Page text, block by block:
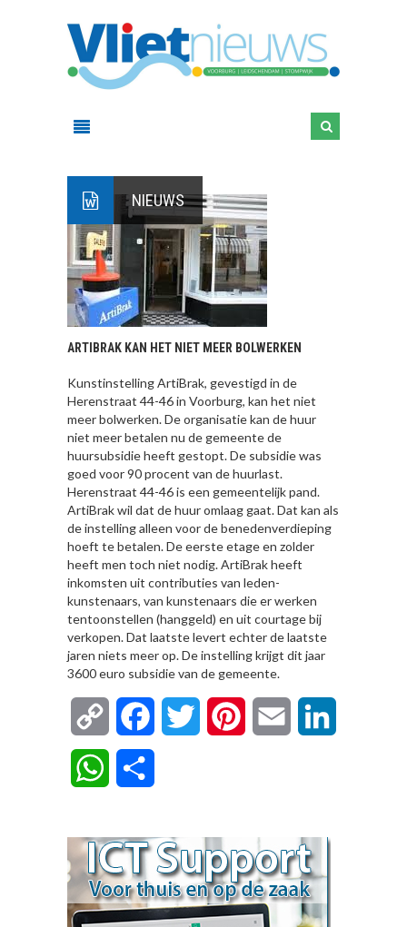
NIEUWS
ARTIBRAK KAN HET NIET MEER BOLWERKEN
Kunstinstelling ArtiBrak, gevestigd in de
Herenstraat 44-46 in Voorburg, kan het niet
meer bolwerken. De organisatie kan de huur
niet meer betalen nu de gemeente de
huursubsidie heeft gestopt. De subsidie was
goed voor 90 procent van de huurlast.
Herenstraat 44-46 is een gemeentelijk pand.
ArtiBrak wil dat de huur omlaag gaat. Dat kan als
de instelling alleen voor de benedenverdieping
hoeft te betalen. De eerste etage en zolder
heeft men toch niet nodig. ArtiBrak heeft
inkomsten uit contributies van leden-
kunstenaars, van kunstenaars die er werken
tentoonstellen (hanggeld) en uit courtage bij
verkopen. Dat laatste levert echter de laatste
jaren niets meer op. De instelling krijgt dit jaar
3600 euro subsidie van de gemeente.
Copy
Link
FacebookTwitter Pinterest Email
WhatsApp